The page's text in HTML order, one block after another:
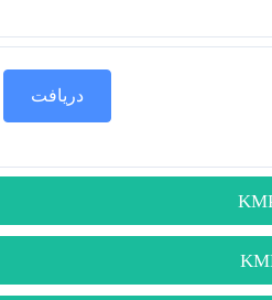
دریافت